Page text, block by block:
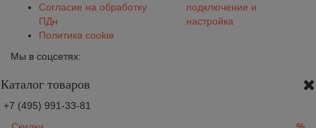
Согласие на обработку
ПДн
Политика cookie
подключение и
настройка
Мы в соцсетях:
Каталог товаров
+7 (495) 991-33-81